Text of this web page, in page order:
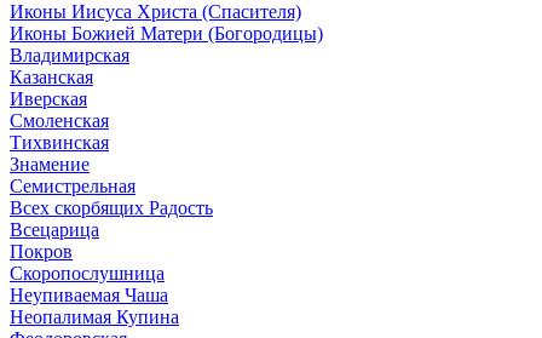
Иконы Иисуса Христа (Спасителя)
Иконы Божией Матери (Богородицы)
Владимирская
Казанская
Иверская
Смоленская
Тихвинская
Знамение
Семистрельная
Всех скорбящих Радость
Всецарица
Покров
Скоропослушница
Неупиваемая Чаша
Неопалимая Купина